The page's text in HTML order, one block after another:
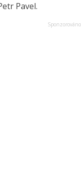
Pavel.